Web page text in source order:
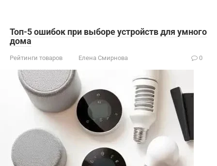
Топ-5 ошибок при выборе устройств для умного
дома
Рейтинги товаров Елена Смирнова 0